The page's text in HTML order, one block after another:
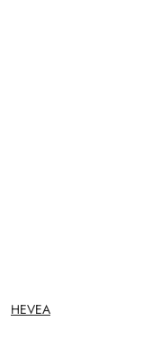
NAZWA
PRODUCENTA:
HEVEA